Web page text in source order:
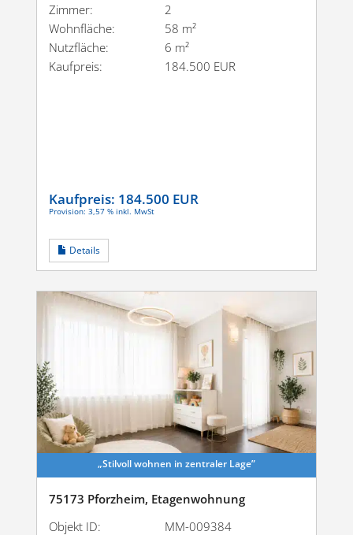
Zimmer:
2
Wohnfläche:
58 m²
Nutzfläche:
6 m²
Kaufpreis:
184.500 EUR
Kaufpreis: 184.500 EUR
Provision: 3,57 % inkl. MwSt
Details
„Stilvoll wohnen in zentraler Lage”
75173 Pforzheim, Etagenwohnung
Objekt ID:
MM-009384